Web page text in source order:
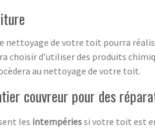
nettoyage de votre toit pourra
choisir d’utiliser des produits
au nettoyage de votre toit.
couvreur pour des
les intempériessi votre toit est